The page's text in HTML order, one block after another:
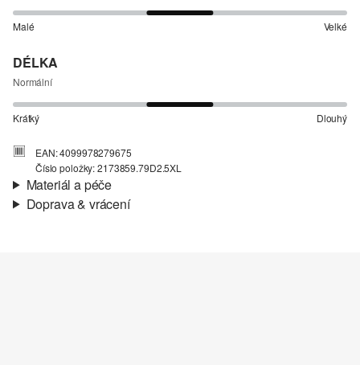
Malé Velké
DÉLKA
Normální
Krátký Dlouhý
EAN: 4099978279675
Číslo položky: 2173859.79D2.5XL
Materiál a péče
Doprava & vrácení